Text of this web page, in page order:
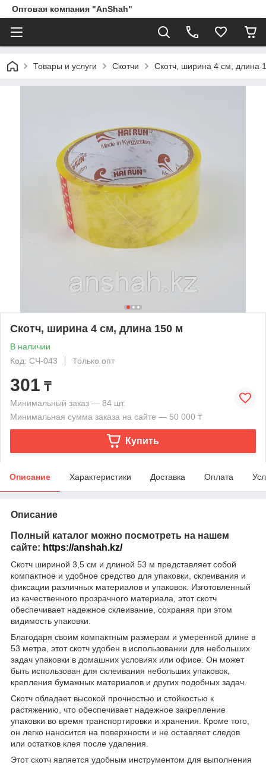
Оптовая компания "AnShah"
Товары и услуги Скотчи Скотч, ширина 4 см, длина
Скотч, ширина 4 см, длина 150 м
В наличии
Код: СЧ-043
Только опт
301 ₸
Минимальный заказ — 84 шт.
Минимальная сумма заказа на сайте — 50 000 ₸
Купить
Описание Характеристики Доставка Оплата
Описание
Полный каталог можно посмотреть на нашем
сайте: https://anshah.kz/
Скотч шириной 3,5 см и длиной 53 м представляет собой
компактное и удобное средство для упаковки, склеивания и
фиксации различных материалов и упаковок. Изготовленный
из качественного прозрачного материала, этот скотч
обеспечивает надежное склеивание, сохраняя при этом
видимость упаковки.
Благодаря своим компактным размерам и умеренной длине в
53 метра, этот скотч удобен в использовании для небольших
задач упаковки в домашних условиях или офисе. Он может
быть использован для склеивания небольших упаковок,
крепления бумажных материалов и других подобных задач.
Скотч обладает высокой прочностью и стойкостью к
растяжению, что обеспечивает надежное закрепление
упаковки во время транспортировки и хранения. Кроме того,
он легко наносится на поверхности и не оставляет следов
или остатков клея после удаления.
Этот скотч является удобным инструментом для выполнения